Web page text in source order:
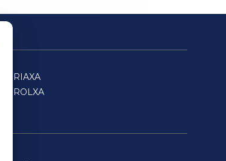
SARRIAXA
FERROLXA